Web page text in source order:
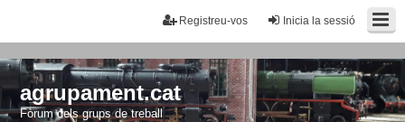
Inicia la sessió
Registreu-vos
agrupament.cat
Fòrum dels grups de treball